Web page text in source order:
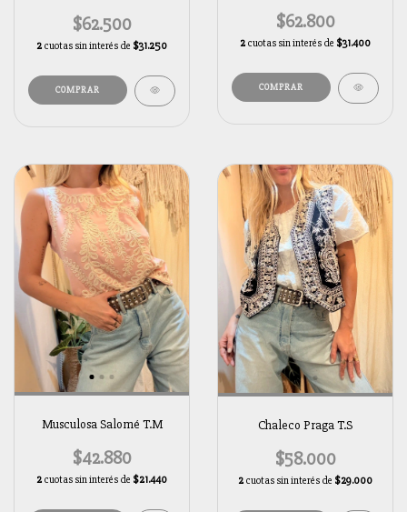
$62.500
2 cuotas sin interés de $31.250
COMPRAR
$62.800
2 cuotas sin interés de $31.400
COMPRAR
Musculosa Salomé T.M
$42.880
2 cuotas sin interés de $21.440
Chaleco Praga T.S
$58.000
2 cuotas sin interés de $29.000